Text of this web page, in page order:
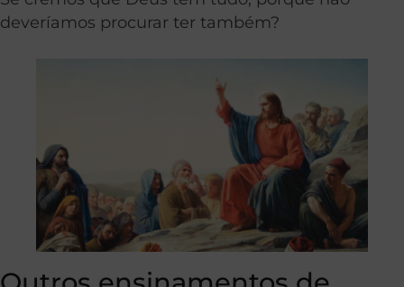
deveríamos procurar ter também?